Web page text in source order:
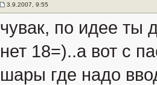
3.9.2007, 9:55
чувак, по идее ты
нет 18=)..а вот с
шары где надо